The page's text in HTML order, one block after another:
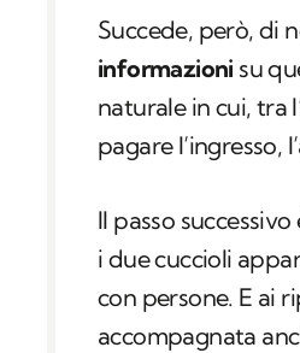
Succede, però, di
informazioni su
naturale in cui, tra
pagare l’ingresso,
Il passo
i due cuccioli
con persone. E ai
accompagnata